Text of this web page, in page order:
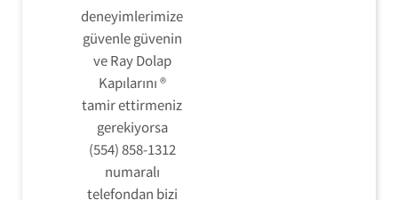
deneyimlerimize
güvenle güvenin
ve Ray Dolap
Kapılarını ®
tamir ettirmeniz
gerekiyorsa
(554) 858-1312
numaralı
telefondan bizi